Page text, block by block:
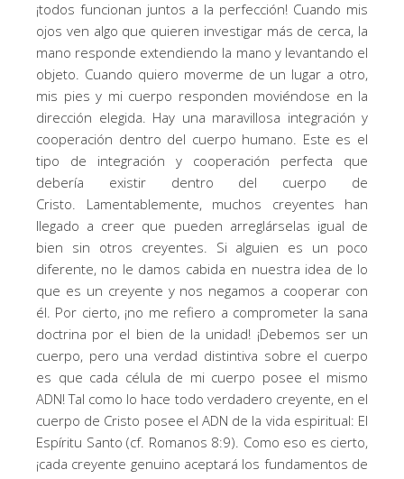
¡todos funcionan juntos a la perfección! Cuando mis
ojos ven algo que quieren investigar más de cerca, la
mano responde extendiendo la mano y levantando el
objeto. Cuando quiero moverme de un lugar a otro,
mis pies y mi cuerpo responden moviéndose en la
dirección elegida. Hay una maravillosa integración y
cooperación dentro del cuerpo humano. Este es el
tipo de integración y cooperación perfecta que
debería existir dentro del cuerpo de
Cristo. Lamentablemente, muchos creyentes han
llegado a creer que pueden arreglárselas igual de
bien sin otros creyentes. Si alguien es un poco
diferente, no le damos cabida en nuestra idea de lo
que es un creyente y nos negamos a cooperar con
él. Por cierto, ¡no me refiero a comprometer la sana
doctrina por el bien de la unidad! ¡Debemos ser un
cuerpo, pero una verdad distintiva sobre el cuerpo
es que cada célula de mi cuerpo posee el mismo
ADN! Tal como lo hace todo verdadero creyente, en el
cuerpo de Cristo posee el ADN de la vida espiritual: El
Espíritu Santo (cf. Romanos 8:9). Como eso es cierto,
¡cada creyente genuino aceptará los fundamentos de